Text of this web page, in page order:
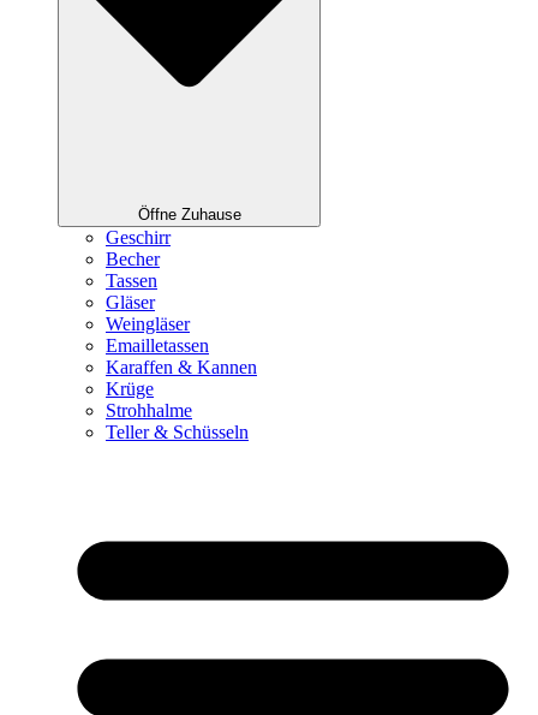
Öffne Zuhause
Geschirr
Becher
Tassen
Gläser
Weingläser
Emailletassen
Karaffen & Kannen
Krüge
Strohhalme
Teller & Schüsseln